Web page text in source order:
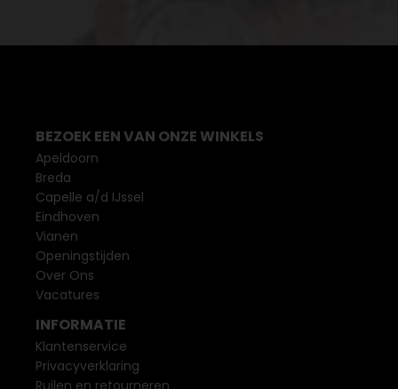
BEZOEK EEN VAN ONZE WINKELS
Apeldoorn
Breda
Capelle a/d IJssel
Eindhoven
Vianen
Openingstijden
Over Ons
Vacatures
INFORMATIE
Klantenservice
Privacyverklaring
Ruilen en retourneren